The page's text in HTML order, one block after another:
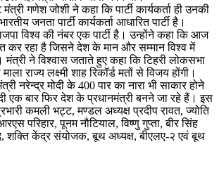
गणेश जोशी ने कहा कि पार्टी कार्यकर्ता ही उनकी
जनता पार्टी कार्यकर्ता आधारित पार्टी है।
विश्व की नंबर एक पार्टी है। उन्होंने कहा कि आज
कर रहा है जिसने देश के मान और सम्मान विश्व में
मंत्री ने विश्वास जताते हुए कहा कि टिहरी लोकसभा
राज्य लक्ष्मी शाह रिकॉर्ड मतों से विजय होंगी।
नरेन्द्र मोदी के 400 पार का नारा भी साकार होने
एक बार फिर देश के प्रधानमंत्री बनने जा रहे हैं। इस
कमली भट्ट, मण्डल अध्यक्ष प्रदीप रावत, ज्योति
परिहार, पूनम नौटियाल, विष्णु गुप्ता, बीर सिंह
शक्ति केंद्र संयोजक, बूथ अध्यक्ष, बीएलए-२ एवं बूथ